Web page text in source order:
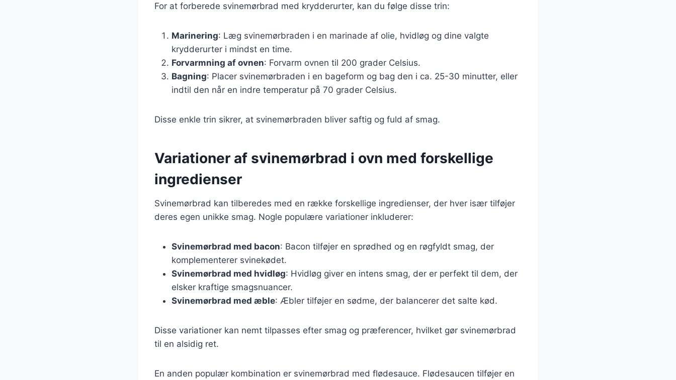
For at forberede svinemørbrad med krydderurter, kan du følge disse trin:
Marinering: Læg svinemørbraden i en marinade af olie, hvidløg og dine valgte
krydderurter i mindst en time.
Forvarmning af ovnen: Forvarm ovnen til 200 grader Celsius.
Bagning: Placer svinemørbraden i en bageform og bag den i ca. 25-30 minutter, eller
indtil den når en indre temperatur på 70 grader Celsius.
Disse enkle trin sikrer, at svinemørbraden bliver saftig og fuld af smag.
Variationer af svinemørbrad i ovn med forskellige
ingredienser
Svinemørbrad kan tilberedes med en række forskellige ingredienser, der hver især tilføjer
deres egen unikke smag. Nogle populære variationer inkluderer:
Svinemørbrad med bacon: Bacon tilføjer en sprødhed og en røgfyldt smag, der
komplementerer svinekødet.
Svinemørbrad med hvidløg: Hvidløg giver en intens smag, der er perfekt til dem, der
elsker kraftige smagsnuancer.
Svinemørbrad med æble: Æbler tilføjer en sødme, der balancerer det salte kød.
Disse variationer kan nemt tilpasses efter smag og præferencer, hvilket gør svinemørbrad
til en alsidig ret.
En anden populær kombination er svinemørbrad med flødesauce. Flødesaucen tilføjer en